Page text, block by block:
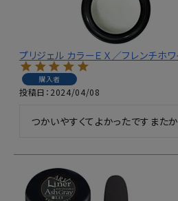
プリジェル カラーＥＸ／フレンチホワ
購入者
投稿日 2024/04/08
つかいやすくてよかったですまたか